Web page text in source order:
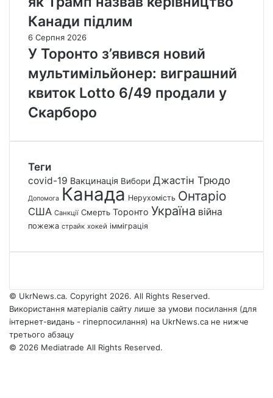
Канади підлим
6 Серпня 2026
У Торонто з’явився новий
мультимільйонер: виграшний
квиток Lotto 6/49 продали у
Скарборо
Теги
covid-19 Вакцинація Вибори Джастін Трюдо
Допомога Канада Нерухомість Онтаріо
США Санкції Смерть Торонто Україна війна
пожежа страйк хокей імміграція
© UkrNews.ca. Copyright 2026. All Rights Reserved.
Використання матеріалів сайту лише за умови посилання (для
інтернет-видань - гіперпосилання) на UkrNews.ca не нижче
третього абзацу
© 2026 Mediatrade All Rights Reserved.